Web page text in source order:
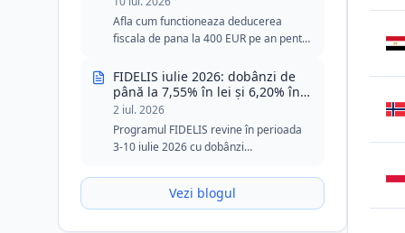
lei și euro.
euro
Afla cum functioneaza deducerea
fiscala de pana la 400 EUR pe an pentru
si titluri de stat FIDELIS.
FIDELIS iulie 2026: dobânzi de
până la 7,55% în lei și 6,20% în
euro
2 iul. 2026
Programul FIDELIS revine în perioada
3-10 iulie 2026 cu dobânzi
6,20% în euro. Ediția din iulie păstrează
tranșa specială pentru donatorii de
Vezi blogul